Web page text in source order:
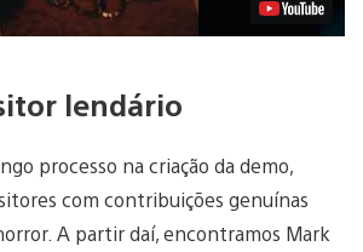
lendário
processo na criação da demo,
com contribuições genuínas
A partir daí, encontramos Mark